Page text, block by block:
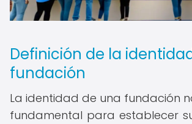
Definición de la
fundación
La identidad de una fundación
fundamental para establecer